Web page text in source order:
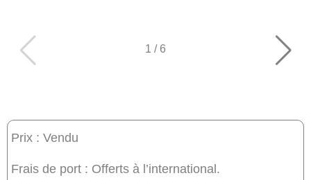
1 / 6
Prix : Vendu
Frais de port : Offerts à l’international.